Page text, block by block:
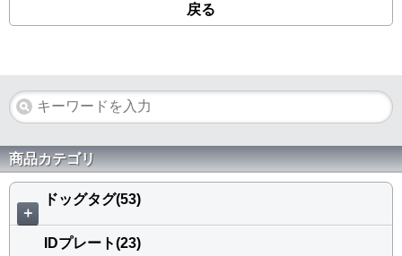
戻る
商品カテゴリ
＋
ドッグタグ(53)
IDプレート(23)